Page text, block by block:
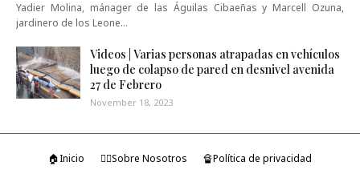
Yadier Molina, mánager de las Águilas Cibaeñas y Marcell Ozuna,
jardinero de los Leone…
Videos | Varias personas atrapadas en vehículos
luego de colapso de pared en desnivel avenida
27 de Febrero
November 18, 2023
🏠Inicio 🤷‍♂️Sobre Nosotros 🔏Política de privacidad